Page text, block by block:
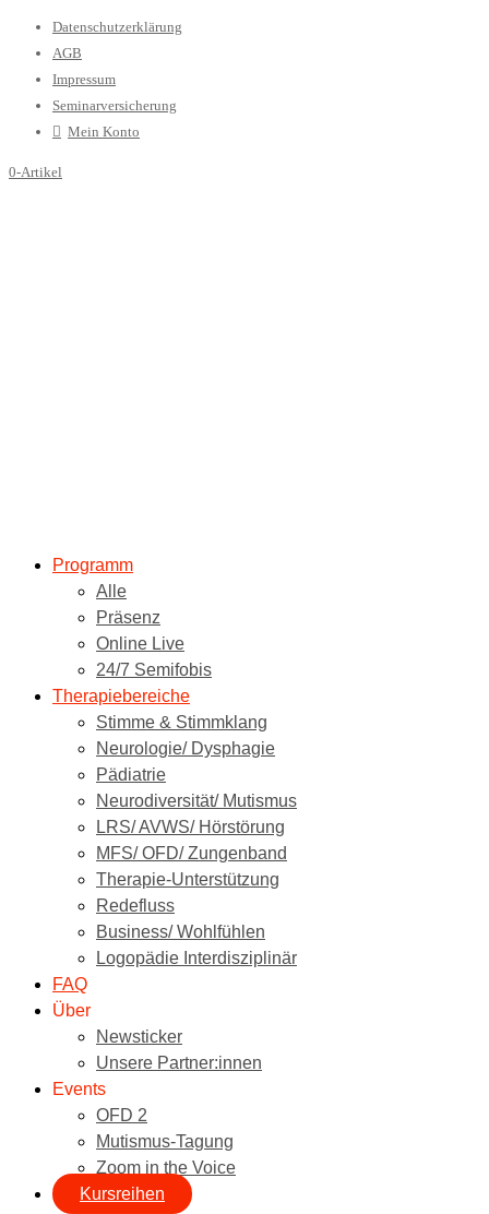
Datenschutzerklärung
AGB
Impressum
Seminarversicherung
Mein Konto
0-Artikel
Programm
Alle
Präsenz
Online Live
24/7 Semifobis
Therapiebereiche
Stimme & Stimmklang
Neurologie/ Dysphagie
Pädiatrie
Neurodiversität/ Mutismus
LRS/ AVWS/ Hörstörung
MFS/ OFD/ Zungenband
Therapie-Unterstützung
Redefluss
Business/ Wohlfühlen
Logopädie Interdisziplinär
FAQ
Über
Newsticker
Unsere Partner:innen
Events
OFD 2
Mutismus-Tagung
Zoom in the Voice
Kursreihen